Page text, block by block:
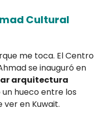
Cultural
me toca. El Centro
se inauguró en
arquitectura
hueco entre los
ver en Kuwait.